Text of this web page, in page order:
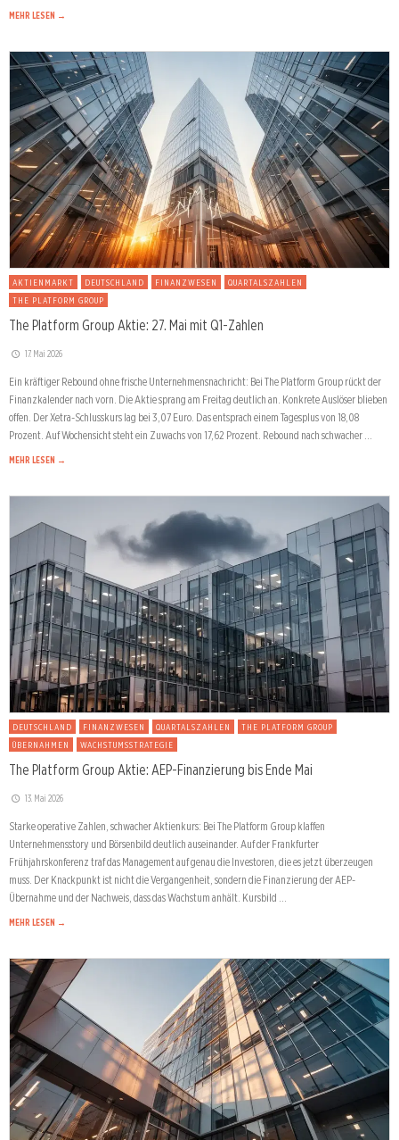
MEHR LESEN →
AKTIENMARKT DEUTSCHLAND FINANZWESEN
QUARTALSZAHLEN
THE PLATFORM GROUP
The Platform Group Aktie: 27. Mai mit Q1-Zahlen
17. Mai 2026
Ein kräftiger Rebound ohne frische Unternehmensnachricht: Bei The Platform Group rückt der
Finanzkalender nach vorn. Die Aktie sprang am Freitag deutlich an. Konkrete Auslöser blieben
offen. Der Xetra-Schlusskurs lag bei 3,07 Euro. Das entsprach einem Tagesplus von 18,08
Prozent. Auf Wochensicht steht ein Zuwachs von 17,62 Prozent. Rebound nach schwacher …
MEHR LESEN →
DEUTSCHLAND FINANZWESEN QUARTALSZAHLEN
THE PLATFORM GROUP
ÜBERNAHMEN
WACHSTUMSSTRATEGIE
The Platform Group Aktie: AEP-Finanzierung bis Ende Mai
13. Mai 2026
Starke operative Zahlen, schwacher Aktienkurs: Bei The Platform Group klaffen
Unternehmensstory und Börsenbild deutlich auseinander. Auf der Frankfurter
Frühjahrskonferenz traf das Management auf genau die Investoren, die es jetzt überzeugen
muss. Der Knackpunkt ist nicht die Vergangenheit, sondern die Finanzierung der AEP-
Übernahme und der Nachweis, dass das Wachstum anhält. Kursbild …
MEHR LESEN →